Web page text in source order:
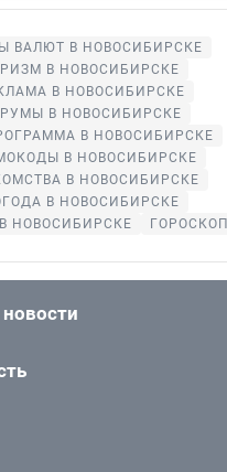
ВАЛЮТ В НОВОСИБИРСКЕ
В НОВОСИБИРСКЕ
В НОВОСИБИРСКЕ
В НОВОСИБИРСКЕ
В НОВОСИБИРСКЕ
В НОВОСИБИРСКЕ
В НОВОСИБИРСКЕ
В НОВОСИБИРСКЕ
НОВОСИБИРСКЕ
ГОРОСКОП